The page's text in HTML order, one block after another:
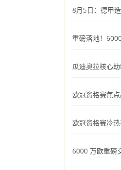
8月5日：德甲
重磅落地！
瓜迪奥拉核心
欧冠资格赛焦
欧冠资格赛冷
6000 万欧重磅